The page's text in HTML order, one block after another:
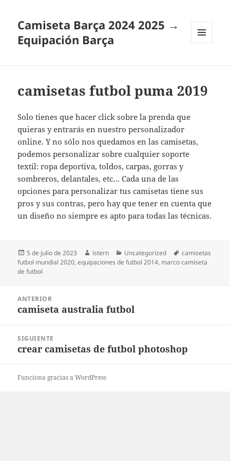
Camiseta Barça 2024 2025 →
Equipación Barça
camisetas futbol puma 2019
Solo tienes que hacer click sobre la prenda que
quieras y entrarás en nuestro personalizador
online. Y no sólo nos quedamos en las camisetas,
podemos personalizar sobre cualquier soporte
textil: ropa deportiva, toldos, carpas, gorras y
sombreros, delantales, etc… Cada una de las
opciones para personalizar tus camisetas tiene sus
pros y sus contras, pero hay que tener en cuenta que
un diseño no siempre es apto para todas las técnicas.
Publicado
el
5 de julio de 2023 Autor
istern Categorías
Uncategorized Etiquetas
camisetas
futbol mundial 2020,equipaciones de futbol 2014, marco camiseta
de futbol
entradas
ANTERIOR
Entrada
camiseta australia futbol
SIGUIENTE
Entrada
crear camisetas de futbol photoshop
Funciona gracias a WordPress